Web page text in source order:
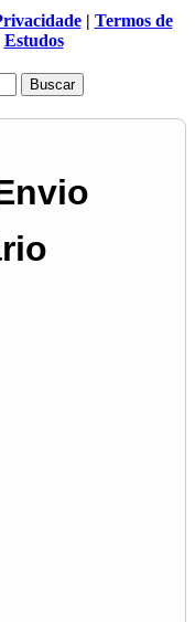
| Termos de
Estudos
Buscar